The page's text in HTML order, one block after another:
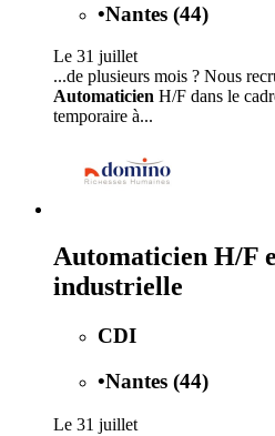
•Nantes (44)
Le 31 juillet
...de plusieurs mois ? Nous
Automaticien H/F dans le
temporaire à...
Automaticien H/F
industrielle
CDI
•Nantes (44)
Le 31 juillet